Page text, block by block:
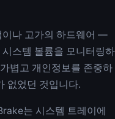
나 고가의 하드웨어 —
스템 볼륨을 모니터링하
볍고 개인정보를 존중하
없었던 것입니다.
는 시스템 트레이에